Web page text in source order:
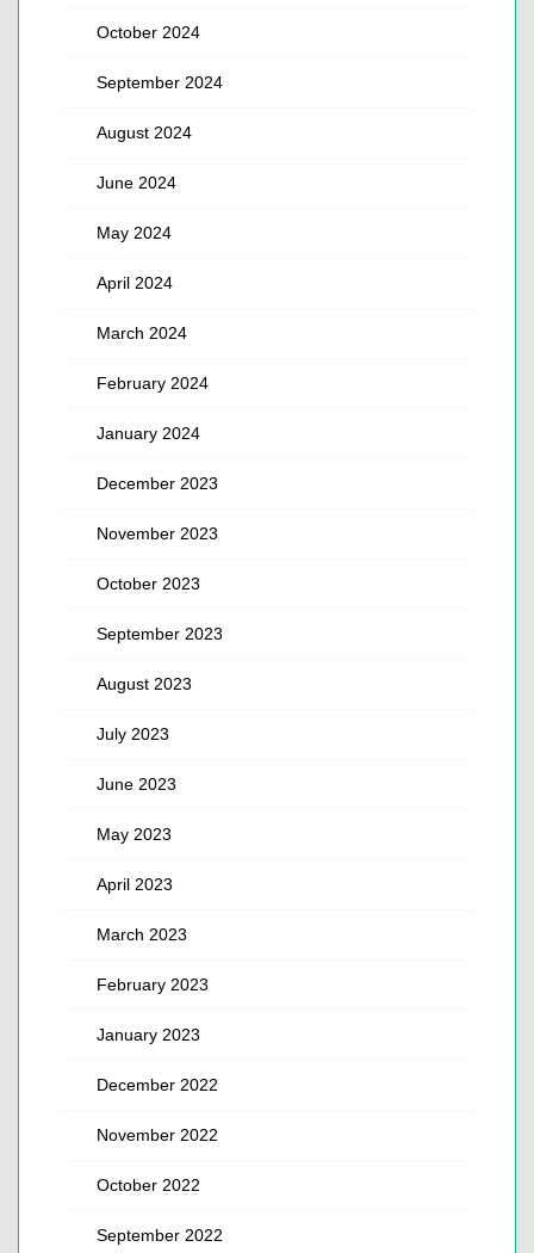
October 2024
September 2024
August 2024
June 2024
May 2024
April 2024
March 2024
February 2024
January 2024
December 2023
November 2023
October 2023
September 2023
August 2023
July 2023
June 2023
May 2023
April 2023
March 2023
February 2023
January 2023
December 2022
November 2022
October 2022
September 2022